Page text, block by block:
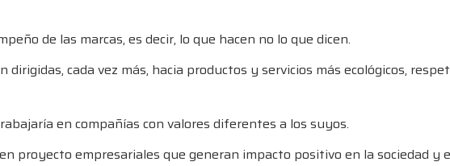
de las marcas, es decir, lo que hacen no lo que dicen.
cada vez más, hacia productos y servicios más ecológicos,
en compañías con valores diferentes a los suyos.
proyecto empresariales que generan impacto positivo en la sociedad y